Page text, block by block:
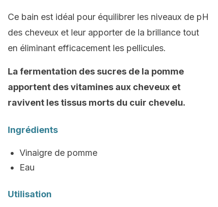
Ce bain est idéal pour équilibrer les niveaux de pH
des cheveux et leur apporter de la brillance tout
en éliminant efficacement les pellicules.
La fermentation des sucres de la pomme
apportent des vitamines aux cheveux et
ravivent les tissus morts du cuir chevelu.
Ingrédients
Vinaigre de pomme
Eau
Utilisation